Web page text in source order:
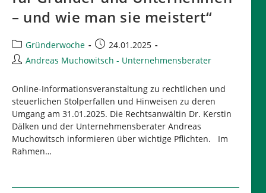
– und wie man sie meistert“
Beitrags-
Kategorie:
Gründerwoche
Beitrag
veröffentlicht:
24.01.2025
Beitrags-
Andreas Muchowitsch - Unternehmensberater
Online-Informationsveranstaltung zu rechtlichen und
steuerlichen Stolperfallen und Hinweisen zu deren
Umgang am 31.01.2025. Die Rechtsanwältin Dr. Kerstin
Dälken und der Unternehmensberater Andreas
Muchowitsch informieren über wichtige Pflichten. Im
Rahmen…